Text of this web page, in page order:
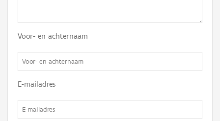
Voor- en achternaam
E-mailadres